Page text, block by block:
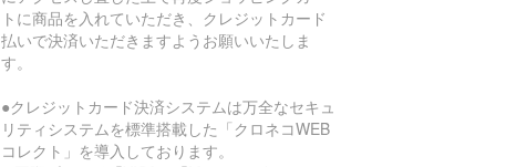
トに商品を入れていただき、クレジットカード
払いで決済いただきますようお願いいたしま
す。
●クレジットカード決済システムは万全なセキュ
リティシステムを標準搭載した「クロネコWEB
コレクト」を導入しております。